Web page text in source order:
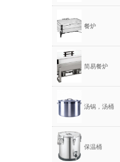
餐炉
简易餐炉
汤锅，汤桶
保温桶